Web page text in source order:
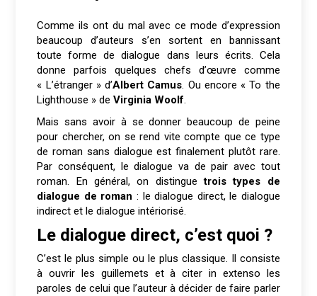
Comme ils ont du mal avec ce mode d’expression
beaucoup d’auteurs s’en sortent en bannissant
toute forme de dialogue dans leurs écrits. Cela
donne parfois quelques chefs d’œuvre comme
« L’étranger » d’Albert Camus. Ou encore « To the
Lighthouse » deVirginia Woolf.
Mais sans avoir à se donner beaucoup de peine
pour chercher, on se rend vite compte que ce type
de roman sans dialogue est finalement plutôt rare.
Par conséquent, le dialogue va de pair avec tout
roman. En général, on distinguetrois types de
dialogue de roman : le dialogue direct, le dialogue
indirect et le dialogue intériorisé.
Le dialogue direct, c’est quoi ?
C’est le plus simple ou le plus classique. Il consiste
à ouvrir les guillemets et à citer in extenso les
paroles de celui que l’auteur à décider de faire parler